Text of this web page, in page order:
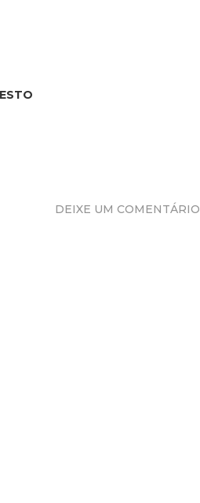
DEIXE UM COMENTÁRIO